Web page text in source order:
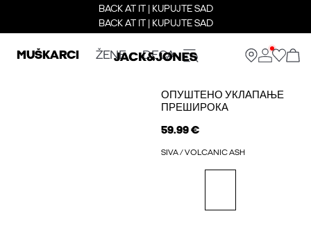
BACK AT IT | KUPUJTE SAD
BACK AT IT | KUPUJTE SAD
MUŠKARCI ŽENE DECA
ОПУШТЕНО УКЛАПАЊЕ
ПРЕШИРОКА
59.99 €
SIVA / VOLCANIC ASH